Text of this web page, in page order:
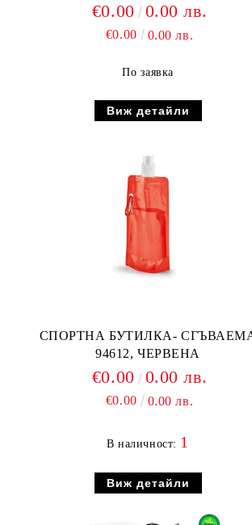
€0.00 0.00 лв.
€0.00 0.00 лв.
По заявка
Виж детайли
СПОРТНА БУТИЛКА-
94612, ЧЕРВЕНА
€0.00 0.00 лв.
€0.00 0.00 лв.
В наличност: 1
Виж детайли